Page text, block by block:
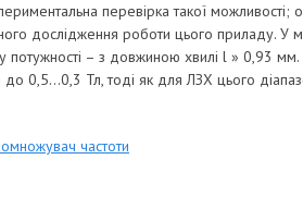
перевірка такої можливості;
дослідження роботи цього приладу. У
потужності – з довжиною хвилі l » 0,93
0,5…0,3 Тл, тоді як для ЛЗХ цього
частоти